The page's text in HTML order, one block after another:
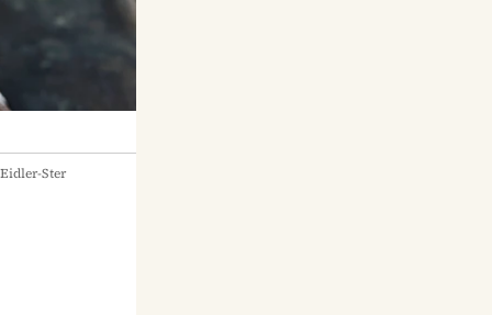
Ster